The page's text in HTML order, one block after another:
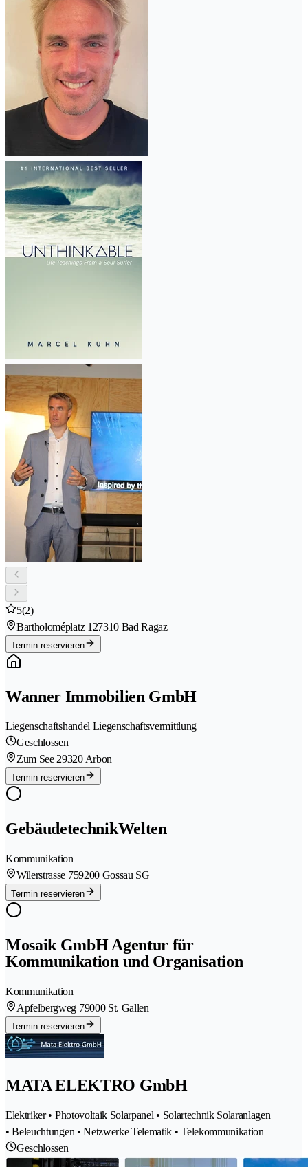
5(2)
Bartholoméplatz 127310 Bad Ragaz
Termin reservieren
Wanner Immobilien GmbH
Liegenschaftshandel Liegenschaftsvermittlung
Geschlossen
Zum See 29320 Arbon
Termin reservieren
GebäudetechnikWelten
Kommunikation
Wilerstrasse 759200 Gossau SG
Termin reservieren
Mosaik GmbH Agentur für
Kommunikation und Organisation
Kommunikation
Apfelbergweg 79000 St. Gallen
Termin reservieren
MATA ELEKTRO GmbH
Elektriker • Photovoltaik Solarpanel • Solartechnik Solaranlagen
• Beleuchtungen • Netzwerke Telematik • Telekommunikation
Geschlossen